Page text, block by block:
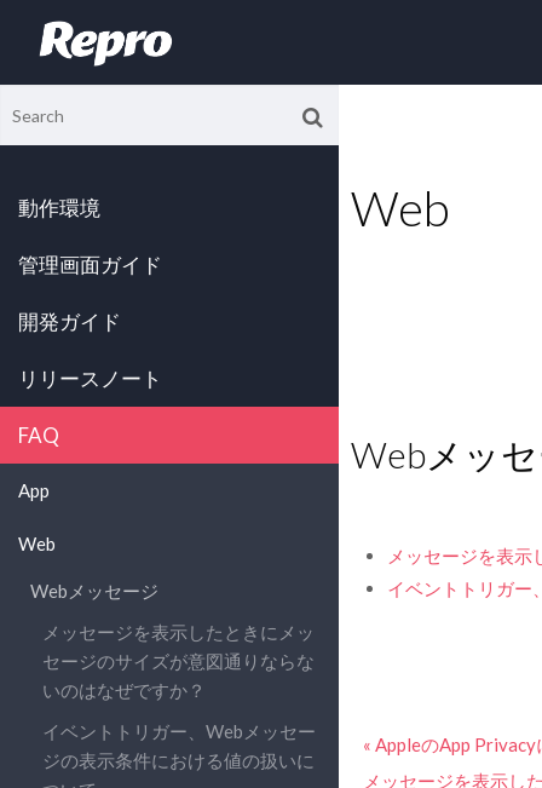
動作環境
管理画面ガイド
開発ガイド
リリースノート
FAQ
App
Web
Webメッセージ
メッセージを表示したときにメッ
セージのサイズが意図通りならな
いのはなぜですか？
イベントトリガー、Webメッセー
ジの表示条件における値の扱いに
Web
Webメッ
メッセージを表
イベントトリガー
« AppleのApp
メッセージを表示し